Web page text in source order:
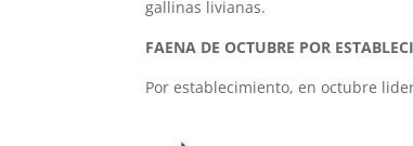
gallinas livianas.
FAENA DE OCTUBRE POR
Por establecimiento, en octubre